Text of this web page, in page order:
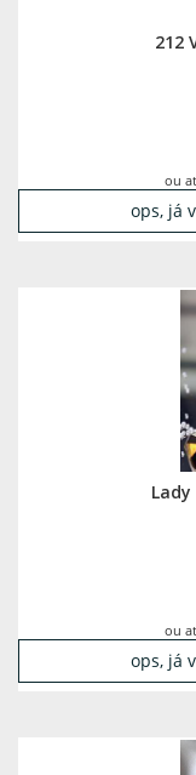
212
ou
ops, já
ou
ops, já